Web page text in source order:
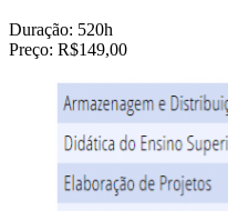
Duração: 520h
Preço: R$149,00